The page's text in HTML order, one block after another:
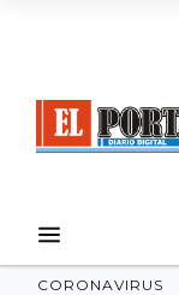
CORONAVIRUS